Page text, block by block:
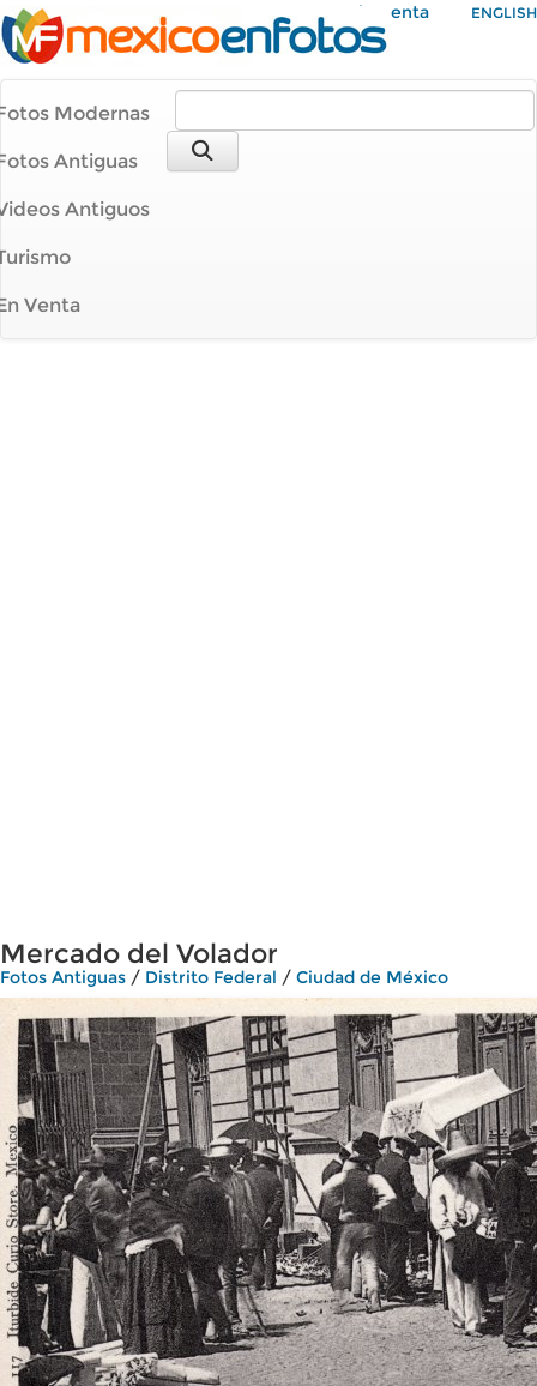
Mi Cuenta ENGLISH
Modernas
Antiguas
Antiguos
Venta
Mercado del Volador
Fotos Antiguas / Distrito Federal / Ciudad de México